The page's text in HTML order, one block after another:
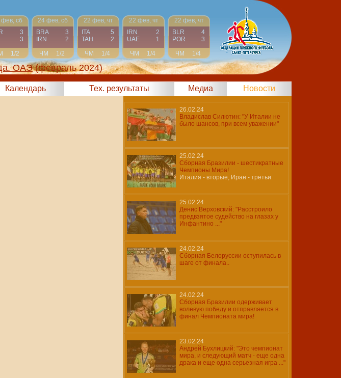
фев, сб
3
3
1/2
24 фев, сб
BRA
3
IRN
2
ЧМ
1/2
22 фев, чт
ITA
5
TAH
2
ЧМ
1/4
22 фев, чт
IRN
2
UAE
1
ЧМ
1/4
22 фев, чт
BLR
4
POR
3
ЧМ
1/4
ОАЭ (февраль 2024)
Календарь Тех. результаты Медиа Новости
26.02.24
Владислав Силютин: "У Италии не
было шансов, при всем уважении"
25.02.24
Сборная Бразилии - шестикратные
Чемпионы Мира!
Италия - вторые, Иран - третьи
25.02.24
Денис Верховский: "Расстроило
предвзятое судейство на глазах у
Инфантино ..."
24.02.24
Сборная Белоруссии оступилась в
шаге от финала..
24.02.24
Сборная Бразилии одерживает
волевую победу и отправляется в
финал Чемпионата мира!
23.02.24
Андрей Бухлицкий: "Это чемпионат
мира, и следующий матч - еще одна
драка и еще одна серьезная игра ..."